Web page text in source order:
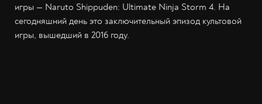
игры — Naruto Shippuden: Ultimate Ninja Storm 4. На
сегодняшний день это заключительный эпизод культовой
игры, вышедший в 2016 году.